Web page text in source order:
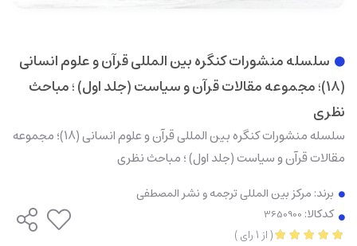
سلسله منشورات کنگره بین المللی قرآن و علوم انسانی
(18)؛ مجموعه مقالات قرآن و سیاست (جلد اول) ؛ مباحث
نظری
سلسله منشورات کنگره بین المللی قرآن و علوم انسانی (18)؛ مجموعه
مقالات قرآن و سیاست (جلد اول) ؛ مباحث نظری
برند: مرکز بین المللی ترجمه و نشر المصطفی
کدکالا:
(از1رای)